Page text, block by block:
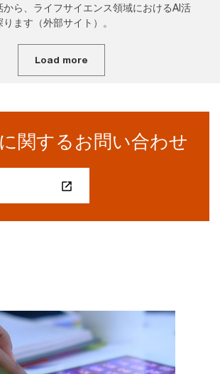
から、ライフサイエンス領域におけるAI活
ます（外部サイト）。
Load more
関するお問い合わせ